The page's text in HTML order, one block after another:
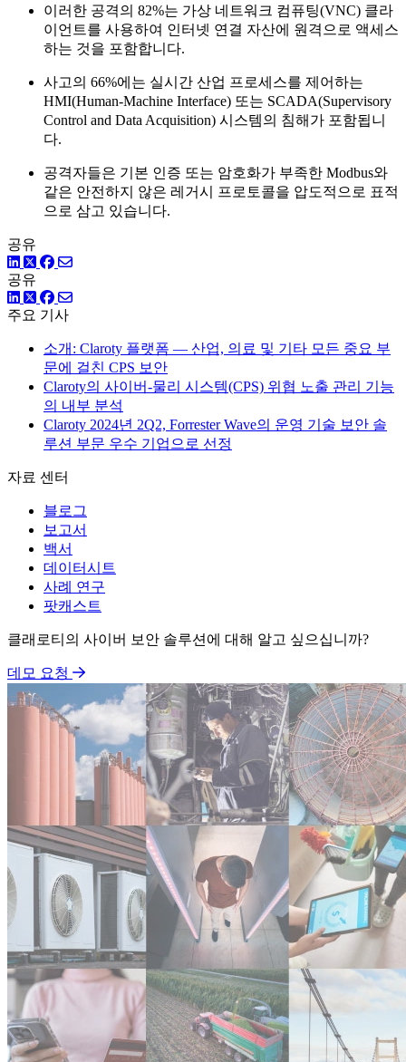
이러한 공격의 82%는 가상 네트워크 컴퓨팅(VNC) 클라
이언트를 사용하여 인터넷 연결 자산에 원격으로 액세스
하는 것을 포함합니다.
사고의 66%에는 실시간 산업 프로세스를 제어하는
HMI(Human-Machine Interface) 또는 SCADA(Supervisory
Control and Data Acquisition) 시스템의 침해가 포함됩니
다.
공격자들은 기본 인증 또는 암호화가 부족한 Modbus와
같은 안전하지 않은 레거시 프로토콜을 압도적으로 표적
으로 삼고 있습니다.
공유
링크드인
트위터페이스북
공유
링크드인
트위터페이스북
주요 기사
소개: Claroty 플랫폼 — 산업, 의료 및 기타 모든 중요 부
문에 걸친 CPS 보안
Claroty의 사이버-물리 시스템(CPS) 위협 노출 관리 기능
의 내부 분석
Claroty 2024년 2Q2, Forrester Wave의 운영 기술 보안 솔
루션 부문 우수 기업으로 선정
자료 센터
블로그
보고서
백서
데이터시트
사례 연구
팟캐스트
클래로티의 사이버 보안 솔루션에 대해 알고 싶으십니까?
데모 요청